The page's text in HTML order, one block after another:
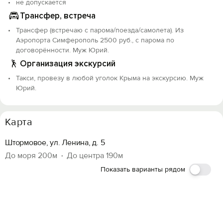
не допускается
Трансфер, встреча
Трансфер (встречаю с парома/поезда/самолета). Из
Аэропорта Симферополь 2500 руб., с парома по
договорённости. Муж Юрий.
Организация экскурсий
Такси, провезу в любой уголок Крыма на экскурсию. Муж
Юрий.
Карта
Штормовое, ул. Ленина, д. 5
До моря 200м
До центра 190м
Показать варианты рядом